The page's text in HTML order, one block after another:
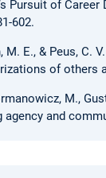
Pursuit of
602.
M. E., & Peus, C.
of others
M.,
and